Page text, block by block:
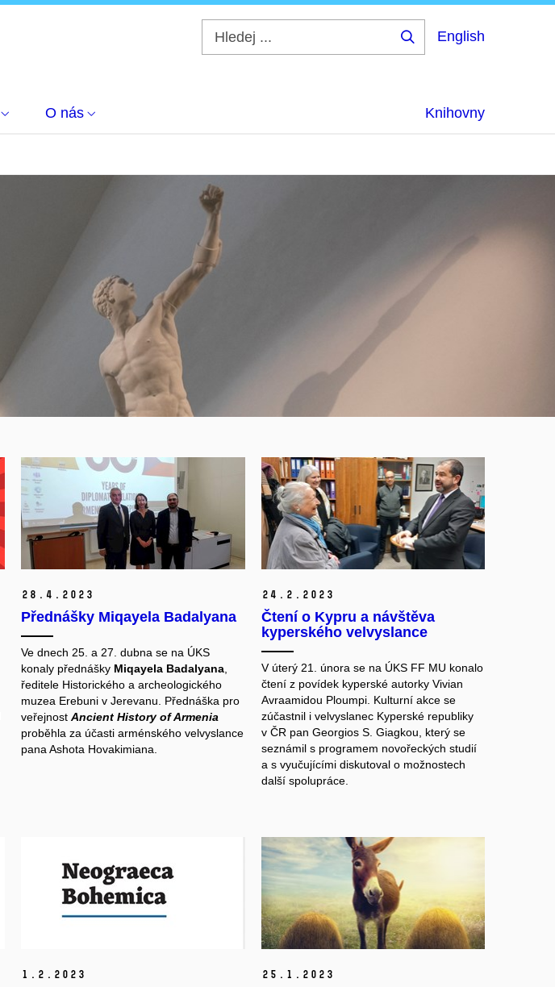
English
O nás Knihovny
28. 4. 2023
Přednášky Miqayela Badalyana
Ve dnech 25. a 27. dubna se na ÚKS
konaly přednášky Miqayela Badalyana
ředitele Historického a archeologického
muzea Erebuni v Jerevanu. Přednáška pro
veřejnost Ancient History of Armenia
proběhla za účasti arménského velvyslance
pana Ashota Hovakimiana.
24. 2. 2023
Čtení o Kypru a návštěva
kyperského velvyslance
V úterý 21. února se na ÚKS FF MU konalo
čtení z povídek kyperské autorky Vivian
Avraamidou Ploumpi. Kulturní akce se
zúčastnil i velvyslanec Kyperské republiky
v ČR pan Georgios S. Giagkou, který se
seznámil s programem novořeckých studií
a s vyučujícími diskutoval o možnostech
další spolupráce.
1. 2. 2023 25. 1. 2023